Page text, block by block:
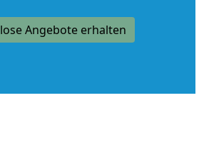
Angebote erhalten